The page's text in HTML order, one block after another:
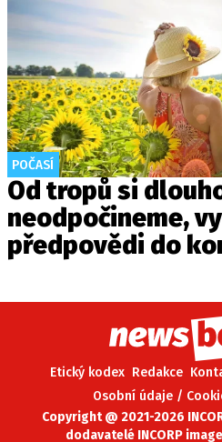
POČASÍ
Od tropů si
neodpočineme,
předpovědi do
Etický kodex Redakce
Osobní údaje /
Copyright @ 2021-2026
dodavatelé INCORP